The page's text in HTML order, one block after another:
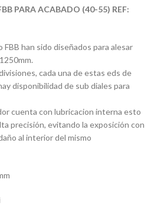
PARA ACABADO (40-55) REF:
han sido diseñados para alesar
cada una de estas eds de
disponibilidad de sub diales para
cuenta con lubricacion interna esto
precisión, evitando la exposición con
al interior del mismo